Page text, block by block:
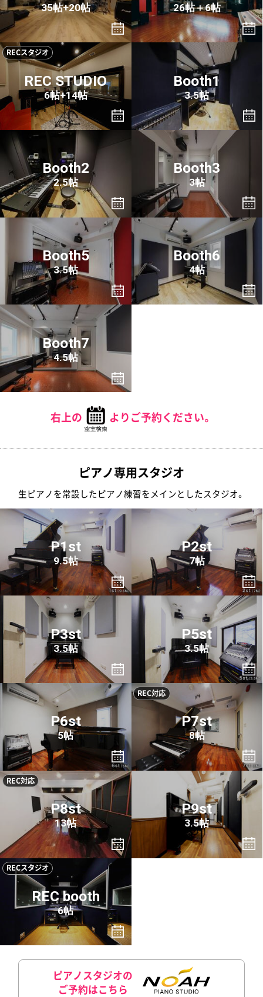
35帖+20帖 26帖＋6帖
RECスタジオ
REC STUDIO
6帖+14帖
Booth1
3.5帖
Booth2
2.5帖
Booth3
3帖
Booth5
3.5帖
Booth6
4帖
Booth7
4.5帖
右上の よりご予約ください。
ピアノ専用スタジオ
生ピアノを常設したピアノ練習をメインとしたスタジオ。
P1st
9.5帖
P2st
7帖
P3st
3.5帖
P5st
3.5帖
P6st
5帖
REC対応
P7st
8帖
REC対応
P8st
13帖
P9st
3.5帖
RECスタジオ
REC booth
6帖
ピアノスタジオの
ご予約はこちら